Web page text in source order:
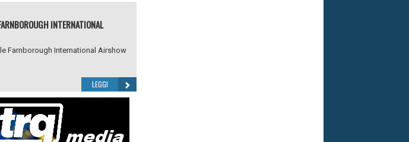
INTERNATIONAL
Farnborough International Airshow
LEGGI